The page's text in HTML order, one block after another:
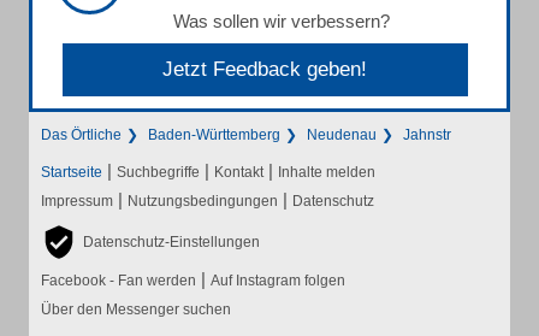
Was sollen wir verbessern?
Jetzt Feedback geben!
Das Örtliche Baden-Württemberg Neudenau Jahnstr
Startseite | Suchbegriffe | Kontakt | Inhalte melden
Impressum | Nutzungsbedingungen | Datenschutz
Datenschutz-Einstellungen
Facebook - Fan werden | Auf Instagram folgen
Über den Messenger suchen